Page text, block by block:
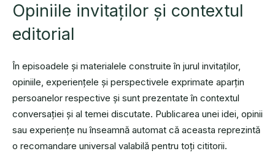
Opiniile invitaților și contextul
editorial
În episoadele și materialele construite în jurul invitaților,
opiniile, experiențele și perspectivele exprimate aparțin
persoanelor respective și sunt prezentate în contextul
conversației și al temei discutate. Publicarea unei idei, opinii
sau experiențe nu înseamnă automat că aceasta reprezintă
o recomandare universal valabilă pentru toți cititorii.